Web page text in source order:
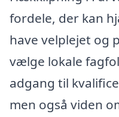
fordele, der kan
have velplejet og
vælge lokale
adgang til
men også viden